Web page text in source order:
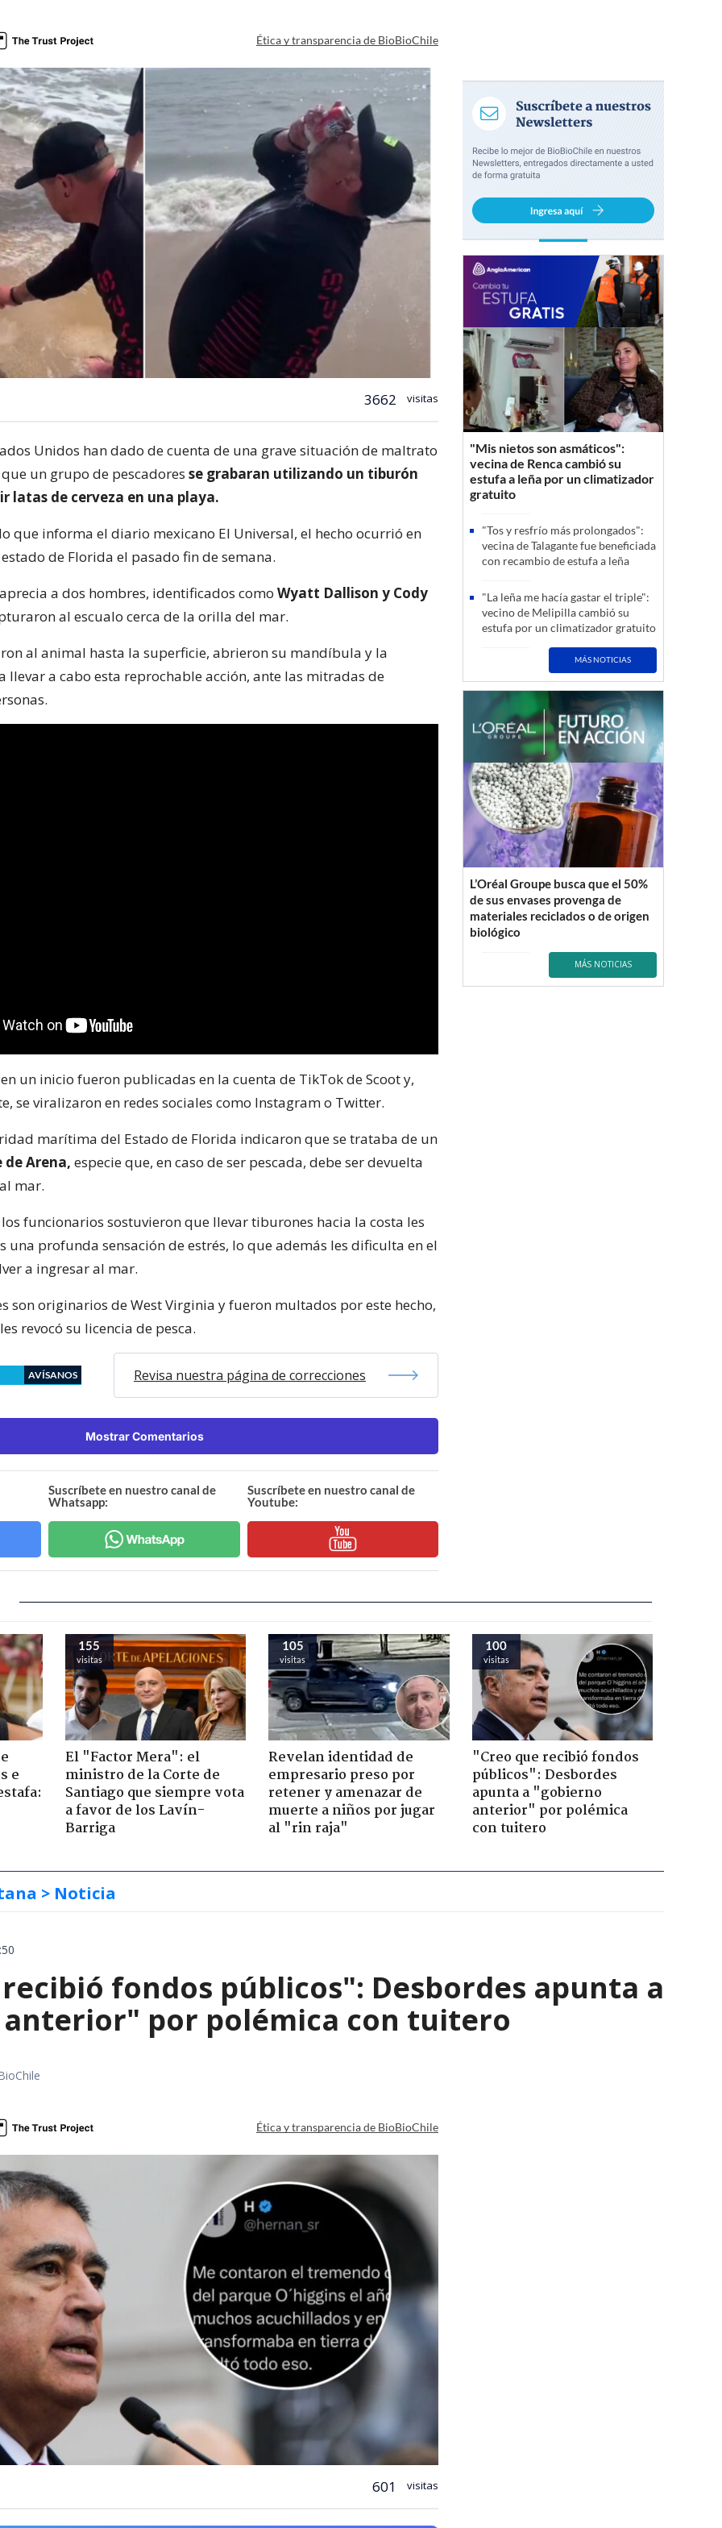
Ética y transparencia de BioBioChile
3662 visitas
Unidos han dado de cuenta de una grave situación de maltrato
un grupo de pescadores se grabaran utilizando un tiburón
latas de cerveza en una playa.
que informa el diario mexicano El Universal, el hecho ocurrió en
de Florida el pasado fin de semana.
a dos hombres, identificados como Wyatt Dallison y Cody
al escualo cerca de la orilla del mar.
al animal hasta la superficie, abrieron su mandíbula y la
llevar a cabo esta reprochable acción, ante las mitradas de
un inicio fueron publicadas en la cuenta de TikTok de Scoot y,
se viralizaron en redes sociales como Instagram o Twitter.
marítima del Estado de Florida indicaron que se trataba de un
de Arena, especie que, en caso de ser pescada, debe ser devuelta
mar.
los funcionarios sostuvieron que llevar tiburones hacia la costa les
una profunda sensación de estrés, lo que además les dificulta en el
a ingresar al mar.
son originarios de West Virginia y fueron multados por este hecho,
revocó su licencia de pesca.
AVÍSANOS Revisa nuestra página de correcciones
Mostrar Comentarios
Suscríbete en nuestro canal de
Whatsapp:
Suscríbete en nuestro canal de
Youtube:
"Mis nietos son asmáticos":
vecina de Renca cambió su
estufa a leña por un climatizador
gratuito
"Tos y resfrío más prolongados":
vecina de Talagante fue beneficiada
con recambio de estufa a leña
"La leña me hacía gastar el triple":
vecino de Melipilla cambió su
estufa por un climatizador gratuito
MÁS NOTICIAS
L’Oréal Groupe busca que el 50%
de sus envases provenga de
materiales reciclados o de origen
biológico
MÁS NOTICIAS
e
155
visitas
El "Factor Mera": el
ministro de la Corte de
Santiago que siempre vota
a favor de los Lavín-
Barriga
105
visitas
Revelan identidad de
empresario preso por
retener y amenazar de
muerte a niños por jugar
al "rin raja"
100
visitas
"Creo que recibió fondos
públicos": Desbordes
apunta a "gobierno
anterior" por polémica
con tuitero
> Noticia
fondos públicos": Desbordes apunta a
por polémica con tuitero
Ética y transparencia de BioBioChile
601 visitas